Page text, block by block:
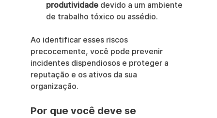
produtividade devido a um ambiente
de trabalho tóxico ou assédio.
Ao identificar esses riscos
precocemente, você pode prevenir
incidentes dispendiosos e proteger a
reputação e os ativos da sua
organização.
Por que você deve se